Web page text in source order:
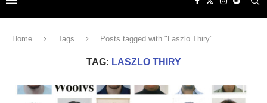
Home Tags Posts tagged with "Laszlo Thiry"
TAG: LASZLO THIRY